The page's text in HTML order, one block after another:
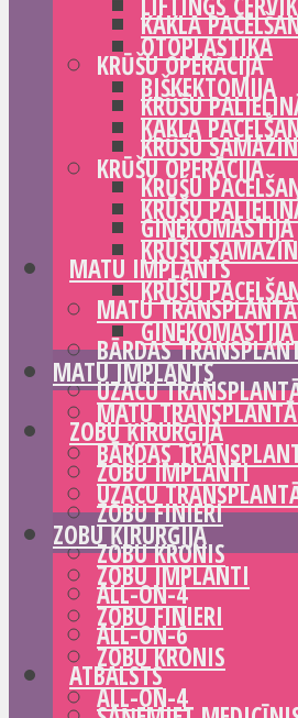
KAKLA
KRŪŠU OPERĀCIJA
KRŪŠU
KRŪŠU
KRŪŠU
GINEKOMASTIJA
MATU IMPLANTS
MATU
BĀRDAS
UZACU
ZOBU ĶIRURĢIJA
ZOBU IMPLANTI
ZOBU FINIERI
ZOBU KRONIS
ALL-ON-4
ALL-ON-6
ATBALSTS
OTOPLASTIKA
BIŠKEKTOMIJA
KAKLA
KRŪŠU OPERĀCIJA
KRŪŠU
KRŪŠU
KRŪŠU
GINEKOMASTIJA
MATU IMPLANTS
MATU
BĀRDAS
UZACU
ZOBU ĶIRURĢIJA
ZOBU IMPLANTI
ZOBU FINIERI
ZOBU KRONIS
ALL-ON-4